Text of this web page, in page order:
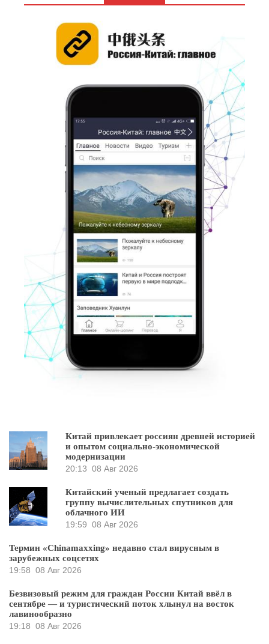
Китай привлекает россиян древней историей
и опытом социально-экономической
модернизации
20:13 08 Авг 2026
Китайский ученый предлагает создать
группу вычислительных спутников для
облачного ИИ
19:59 08 Авг 2026
Термин «Chinamaxxing» недавно стал вирусным в
зарубежных соцсетях
19:58 08 Авг 2026
Безвизовый режим для граждан России Китай ввёл в
сентябре — и туристический поток хлынул на восток
лавинообразно
19:18 08 Авг 2026